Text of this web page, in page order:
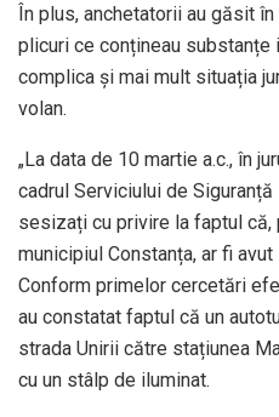
În plus, anchetatorii au găsit
plicuri ce conțineau substanțe
complica și mai mult situația
volan.
„La data de 10 martie a.c., în
cadrul Serviciului de
sesizați cu privire la faptul că,
municipiul Constanța, ar fi
Conform primelor cercetări
au constatat faptul că un
strada Unirii către stațiunea
cu un stâlp de iluminat.